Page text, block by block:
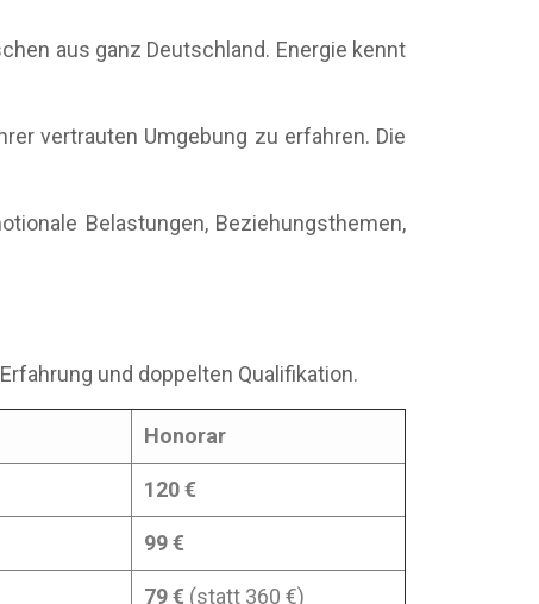
aus ganz Deutschland. Energie kennt
vertrauten Umgebung zu erfahren. Die
Belastungen, Beziehungsthemen,
und doppelten Qualifikation.
Honorar
120 €
99 €
79 € (statt 360 €)